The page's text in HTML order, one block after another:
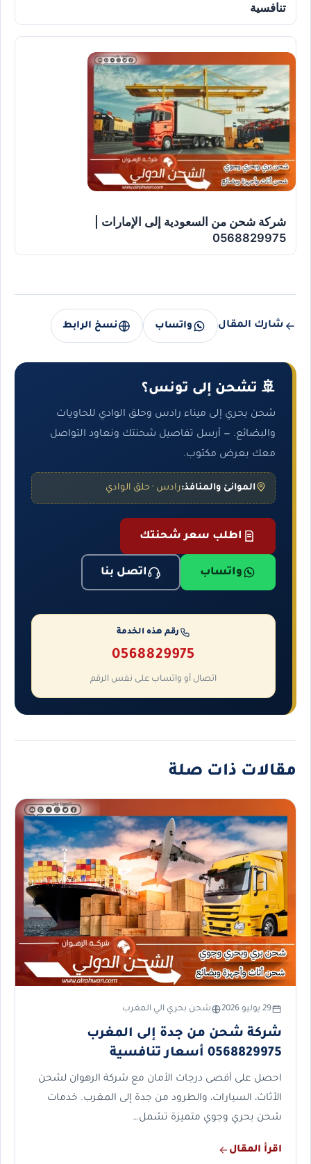
تنافسية
شركة شحن من السعودية إلى الإمارات |
0568829975
شارك المقال واتساب نسخ الرابط
🚢 تشحن إلى تونس؟
شحن بحري إلى ميناء رادس وحلق الوادي للحاويات
والبضائع. — أرسل تفاصيل شحنتك ونعاود التواصل
معك بعرض مكتوب.
الموانئ والمنافذ:رادس · حلق الوادي
اطلب سعر شحنتك
واتساب اتصل بنا
رقم هذه الخدمة
0568829975
اتصال أو واتساب على نفس الرقم
مقالات ذات صلة
29 يوليو 2026 شحن بحري الي المغرب
شركة شحن من جدة إلى المغرب
0568829975 أسعار تنافسية
احصل على أقصى درجات الأمان مع شركة الرهوان لشحن
الأثاث، السيارات، والطرود من جدة إلى المغرب. خدمات
شحن بحري وجوي متميزة تشمل…
اقرأ المقال